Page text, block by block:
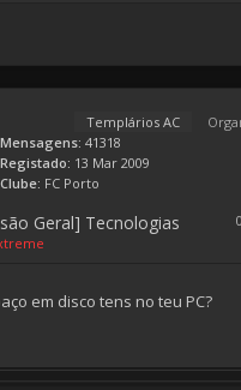
Templários AC
Mensagens: 41318
Registado: 13 Mar 2009
Clube: FC Porto
Geral] Tecnologias
em disco tens no teu PC?